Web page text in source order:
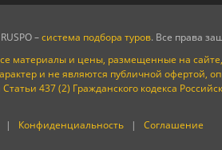
–система подбора туров. Все права
материалы и цены, размещенные на
и не являются публичной офертой,
437 (2) Гражданского кодекса
| Конфиденциальность | Соглашение